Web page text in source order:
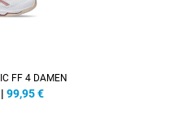
FF 4 DAMEN
| 99,95€